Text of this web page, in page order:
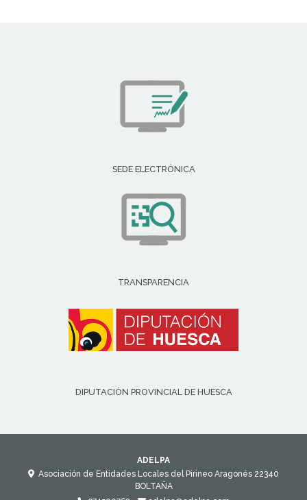
SEDE ELECTRÓNICA
TRANSPARENCIA
DIPUTACIÓN PROVINCIAL DE HUESCA
ADELPA
Asociación de Entidades Locales del Pirineo Aragonés 22340
BOLTAÑA